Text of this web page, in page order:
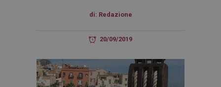
di: Redazione
20/09/2019